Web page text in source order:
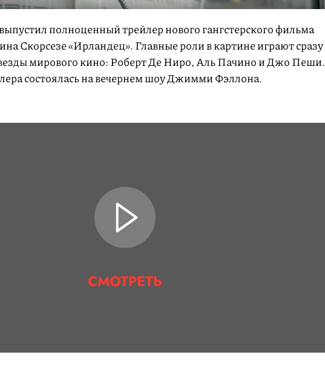
полноценный трейлер нового гангстерского фильма
Скорсезе «Ирландец». Главные роли в картине играют сразу
мирового кино: Роберт Де Ниро, Аль Пачино и Джо Пеши.
состоялась на вечернем шоу Джимми Фэллона.
СМОТРЕТЬ